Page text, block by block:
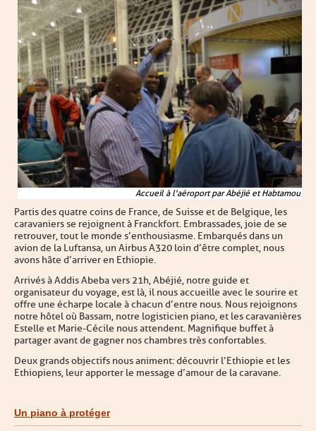
Accueil à l'aéroport par Abéjié et Habtamou
Partis des quatre coins de France, de Suisse et de Belgique, les
caravaniers se rejoignent à Franckfort. Embrassades, joie de se
retrouver, tout le monde s’enthousiasme. Embarqués dans un
avion de la Luftansa, un Airbus A320 loin d’être complet, nous
avons hâte d’arriver en Ethiopie.
Arrivés à Addis Abeba vers 21h, Abéjié, notre guide et
organisateur du voyage, est là, il nous accueille avec le sourire et
offre une écharpe locale à chacun d’entre nous. Nous rejoignons
notre hôtel où Bassam, notre logisticien piano, et les caravanières
Estelle et Marie-Cécile nous attendent. Magnifique buffet à
partager avant de gagner nos chambres très confortables.
Deux grands objectifs nous animent : découvrir l’Ethiopie et les
Ethiopiens, leur apporter le message d’amour de la caravane.
Un piano à protéger